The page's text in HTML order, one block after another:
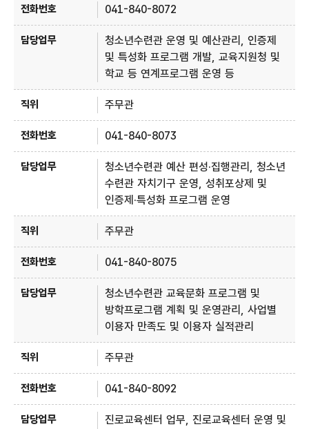
041-840-8072
청소년수련관 운영 및 예산관리, 인증제
및 특성화 프로그램 개발, 교육지원청 및
학교 등 연계프로그램 운영 등
주무관
041-840-8073
청소년수련관 예산 편성·집행관리, 청소년
수련관 자치기구 운영, 성취포상제 및
인증제·특성화 프로그램 운영
주무관
041-840-8075
청소년수련관 교육문화 프로그램 및
방학프로그램 계획 및 운영관리, 사업별
이용자 만족도 및 이용자 실적관리
주무관
041-840-8092
진로교육센터 업무, 진로교육센터 운영 및